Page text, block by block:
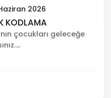
2026
KODLAMA
çocukları geleceğe